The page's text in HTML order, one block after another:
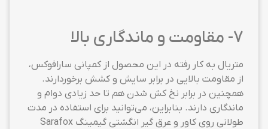
7- مقاومت و ماندگاری بالا
متریال به کار رفته در این محصول از کمپانی سارافوکس،
از مقاومت بالایی در برابر سایش و کشش برخوردارند.
همچنین در برابر نخ کش شدن هم تا حد زیادی دوام و
ماندگاری دارند. بنابراین، می‌توانید برای استفاده در مدت
طولانی روی کاور و عرق گیر انگشتی گیمینگ Sarafox